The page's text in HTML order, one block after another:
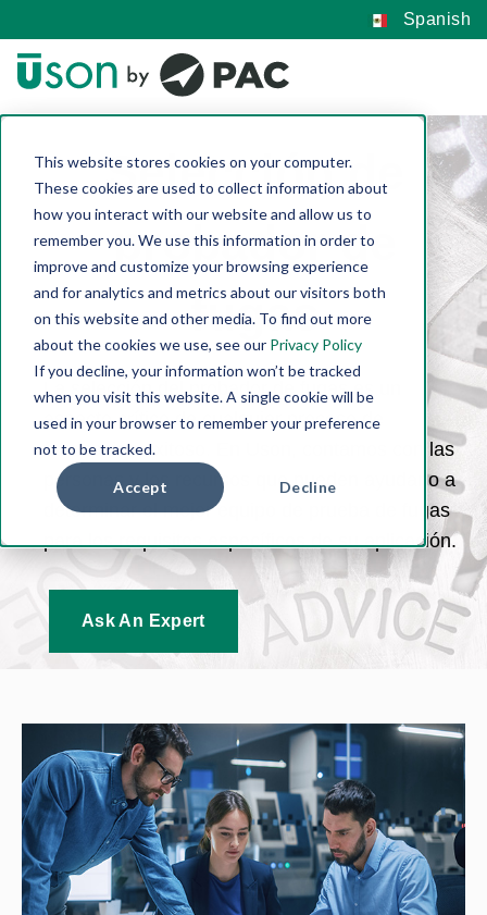
This website stores cookies on your computer.
These cookies are used to collect information about
how you interact with our website and allow us to
remember you. We use this information in order to
improve and customize your browsing experience
and for analytics and metrics about our visitors both
on this website and other media. To find out more
about the cookies we use, see our Privacy Policy
If you decline, your information won’t be tracked
when you visit this website. A single cookie will be
used in your browser to remember your preference
not to be tracked.
Accept Decline
Spanish
Selección de
probador de
fugas
La selección del probador de fugas es un
aspecto crítico de cualquier proceso de
fabricación exitoso. En Uson, contamos con las
personas y los recursos que pueden ayudarlo a
determinar el mejor equipo de prueba de fugas
para los requisitos específicos de su aplicación.
Ask An Expert